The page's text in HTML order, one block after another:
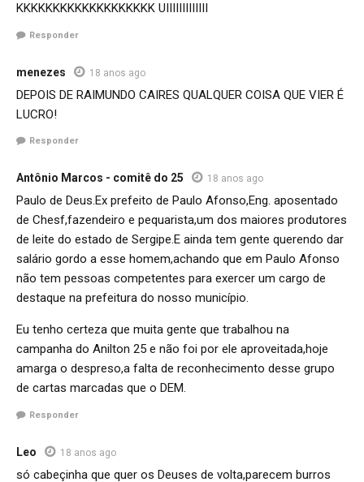
KKKKKKKKKKKKKKKKKKK UIIIIIIIIIIIII
Responder
menezes 18 anos ago
DEPOIS DE RAIMUNDO CAIRES QUALQUER COISA QUE VIER É
LUCRO!
Responder
Antônio Marcos - comitê do 25 18 anos ago
Paulo de Deus.Ex prefeito de Paulo Afonso,Eng. aposentado
de Chesf,fazendeiro e pequarista,um dos maiores produtores
de leite do estado de Sergipe.E ainda tem gente querendo dar
salário gordo a esse homem,achando que em Paulo Afonso
não tem pessoas competentes para exercer um cargo de
destaque na prefeitura do nosso município.
Eu tenho certeza que muita gente que trabalhou na
campanha do Anilton 25 e não foi por ele aproveitada,hoje
amarga o despreso,a falta de reconhecimento desse grupo
de cartas marcadas que o DEM.
Responder
Leo 18 anos ago
só cabeçinha que quer os Deuses de volta,parecem burros